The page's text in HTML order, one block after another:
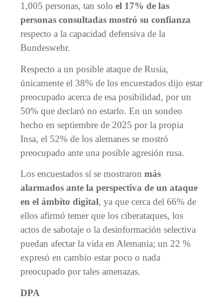
1,005 personas, tan solo el 17% de las
personas consultadas mostró su confianza
respecto a la capacidad defensiva de la
Bundeswehr.
Respecto a un posible ataque de Rusia,
únicamente el 38% de los encuestados dijo estar
preocupado acerca de esa posibilidad, por un
50% que declaró no estarlo. En un sondeo
hecho en septiembre de 2025 por la propia
Insa, el 52% de los alemanes se mostró
preocupado ante una posible agresión rusa.
Los encuestados sí se mostraron más
alarmados ante la perspectiva de un ataque
en el ámbito digital, ya que cerca del 66% de
ellos afirmó temer que los ciberataques, los
actos de sabotaje o la desinformación selectiva
puedan afectar la vida en Alemania; un 22 %
expresó en cambio estar poco o nada
preocupado por tales amenazas.
DPA